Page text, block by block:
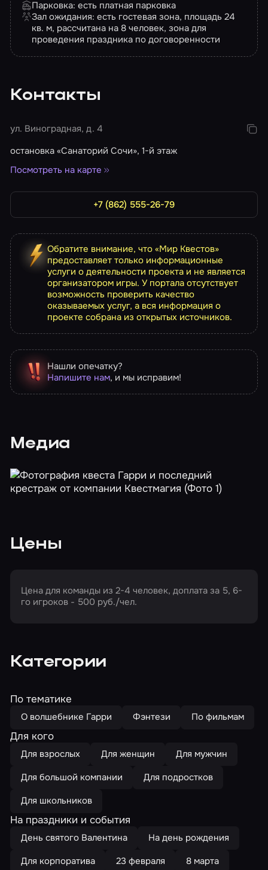
Парковка: есть платная парковка
Зал ожидания: есть гостевая зона, площадь 24
кв. м, рассчитана на 8 человек, зона для
проведения праздника по договоренности
Контакты
ул. Виноградная, д. 4
остановка «​Санаторий Сочи», 1-й этаж
Посмотреть на карте
+7 (862) 555-26-79
Обратите внимание, что «Мир Квестов»
предоставляет только информационные
услуги о деятельности проекта и не является
организатором игры. У портала отсутствует
возможность проверить качество
оказываемых услуг, а вся информация о
проекте собрана из открытых источников.
Нашли опечатку?
Напишите нам, и мы исправим!
Медиа
Цены
Цена для команды из 2-4 человек, доплата за 5, 6-
го игроков - 500 руб./чел.
Категории
По тематике
О волшебнике Гарри Фэнтези По фильмам
Для кого
Для взрослых Для женщин
Для мужчин
Для большой компании
Для подростков
Для школьников
На праздники и события
День святого Валентина
На день рождения
Для корпоратива
23 февраля 8 марта